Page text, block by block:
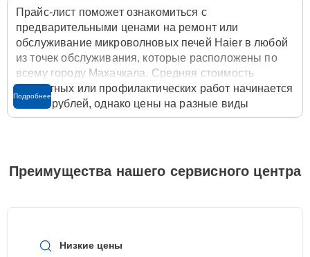
Прайс-лист поможет ознакомиться с
предварительными ценами на ремонт или
обслуживание микроволновых печей Haier в любой
из точек обслуживания, которые расположены по
всему городу Махачкала. Средняя стоимость
ремонтных или профилактических работ начинается
от 500 рублей, однако цены на разные виды
комплектующих могут различаться. Полную
службы заботы о клиентах. Для расчета итоговой
стоимости ремонта микроволновой печи достаточно
Подробнее
Преимущества нашего сервисного центра
Низкие цены